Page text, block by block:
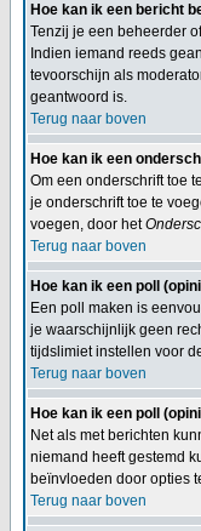
Hoe kan ik een bericht
Tenzij je een beheerder
Indien iemand reeds
tevoorschijn als
geantwoord is.
Terug naar boven
Hoe kan ik een
Om een onderschrift toe
je onderschrift toe te
voegen, door het
Terug naar boven
Hoe kan ik een poll
Een poll maken is
je waarschijnlijk geen
tijdslimiet instellen voor
Terug naar boven
Hoe kan ik een poll
Net als met berichten
niemand heeft gestemd
beïnvloeden door opties
Terug naar boven